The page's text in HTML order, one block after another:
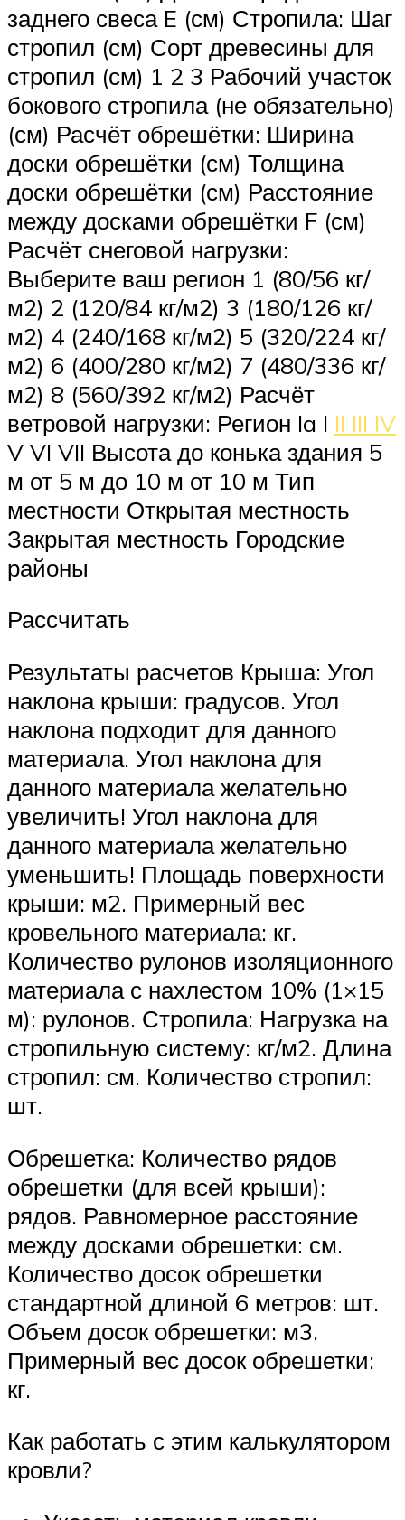
заднего свеса E (см) Стропила: Шаг
стропил (см) Сорт древесины для
стропил (см) 1 2 3 Рабочий участок
бокового стропила (не обязательно)
(см) Расчёт обрешётки: Ширина
доски обрешётки (см) Толщина
доски обрешётки (см) Расстояние
между досками обрешётки F (см)
Расчёт снеговой нагрузки:
Выберите ваш регион 1 (80/56 кг/
м2) 2 (120/84 кг/м2) 3 (180/126 кг/
м2) 4 (240/168 кг/м2) 5 (320/224 кг/
м2) 6 (400/280 кг/м2) 7 (480/336 кг/
м2) 8 (560/392 кг/м2) Расчёт
ветровой нагрузки: Регион Ia I II III IV
V VI VII Высота до конька здания 5
м от 5 м до 10 м от 10 м Тип
местности Открытая местность
Закрытая местность Городские
районы
Рассчитать
Результаты расчетов Крыша: Угол
наклона крыши: градусов. Угол
наклона подходит для данного
материала. Угол наклона для
данного материала желательно
увеличить! Угол наклона для
данного материала желательно
уменьшить! Площадь поверхности
крыши: м2. Примерный вес
кровельного материала: кг.
Количество рулонов изоляционного
материала с нахлестом 10% (1×15
м): рулонов. Стропила: Нагрузка на
стропильную систему: кг/м2. Длина
стропил: см. Количество стропил:
шт.
Обрешетка: Количество рядов
обрешетки (для всей крыши):
рядов. Равномерное расстояние
между досками обрешетки: см.
Количество досок обрешетки
стандартной длиной 6 метров: шт.
Объем досок обрешетки: м3.
Примерный вес досок обрешетки:
кг.
Как работать с этим калькулятором
кровли?